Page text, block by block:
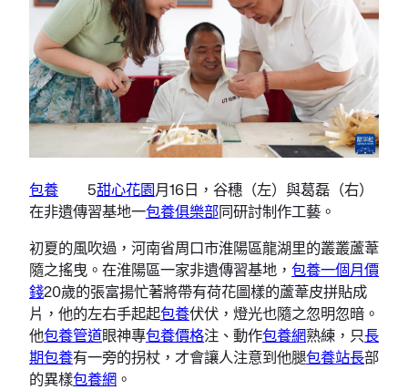
包養 5甜心花園月16日，谷穗（左）與葛磊（右）
在非遺傳習基地一包養俱樂部同研討制作工藝。
初夏的風吹過，河南省周口市淮陽區龍湖里的叢叢蘆葦
隨之搖曳。在淮陽區一家非遺傳習基地， 包養一個月價
錢20歲的張富揚忙著將帶有荷花圖樣的蘆葦皮拼貼成
片，他的左右手起起包養伏伏，燈光也隨之忽明忽暗。
他包養管道眼神專包養價格注、動作包養網熟練，只長
期包養有一旁的拐杖，才會讓人注意到他腿包養站長部
的異樣包養網 。